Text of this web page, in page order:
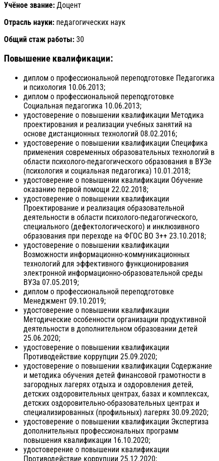
Учёное звание: Доцент
Отрасль науки: педагогических наук
Общий стаж работы: 30
Повышение квалификации:
диплом о профессиональной переподготовке Педагогика
и психология 10.06.2013;
диплом о профессиональной переподготовке
Социальная педагогика 10.06.2013;
удостоверение о повышении квалификации Методика
проектирования и реализации учебных занятий на
основе дистанционных технологий 08.02.2016;
удостоверение о повышении квалификации Специфика
применения современных образовательных технологий в
области психолого-педагогического образования в ВУЗе
(психология и социальная педагогика) 10.01.2018;
удостоверение о повышении квалификации Обучение
оказанию первой помощи 22.02.2018;
удостоверение о повышении квалификации
Проектирование и реализация образовательной
деятельности в области психолого-педагогического,
специального (дефектологического) и инклюзивного
образования при переходе на ФГОС ВО 3++ 23.10.2018;
удостоверение о повышении квалификации
Возможности информационно-коммуникационных
технологий для эффективного функционирования
электронной информационно-образовательной среды
ВУЗа 07.05.2019;
диплом о профессиональной переподготовке
Менеджмент 09.10.2019;
удостоверение о повышении квалификации
Методические особенности организации продуктивной
деятельности в дополнительном образовании детей
25.06.2020;
удостоверение о повышении квалификации
Противодействие коррупции 25.09.2020;
удостоверение о повышении квалификации Содержание
и методика обучения детей финансовой грамотности в
загородных лагерях отдыха и оздоровления детей,
детских оздоровительных центрах, базах и комплексах,
детских оздоровительно-образовательных центрах и
специализированных (профильных) лагерях 30.09.2020;
удостоверение о повышении квалификации Экспертиза
дополнительных профессиональных программ
повышения квалификации 16.10.2020;
удостоверение о повышении квалификации
Противодействие коррупции 25.12.2020;